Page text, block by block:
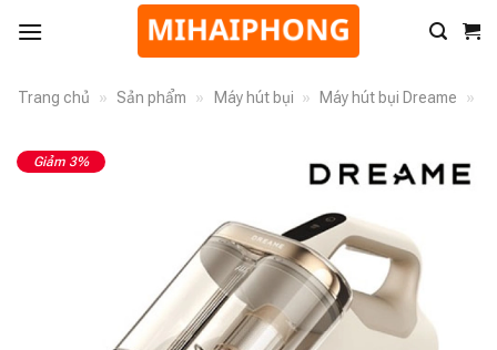
Trang chủ » Sản phẩm » Máy hút bụi » Máy hút bụi Dreame »
Giảm 3%